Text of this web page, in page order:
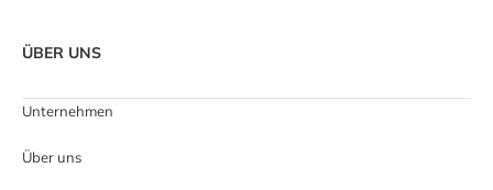
ÜBER UNS
Unternehmen
Über uns